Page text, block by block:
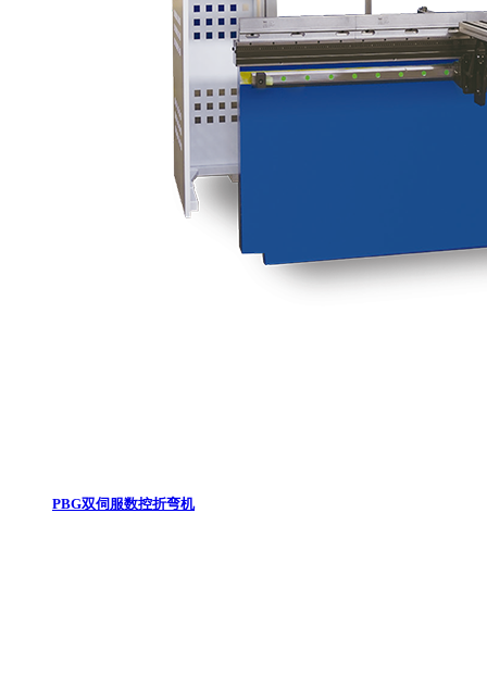
PBG双伺服数控折弯机